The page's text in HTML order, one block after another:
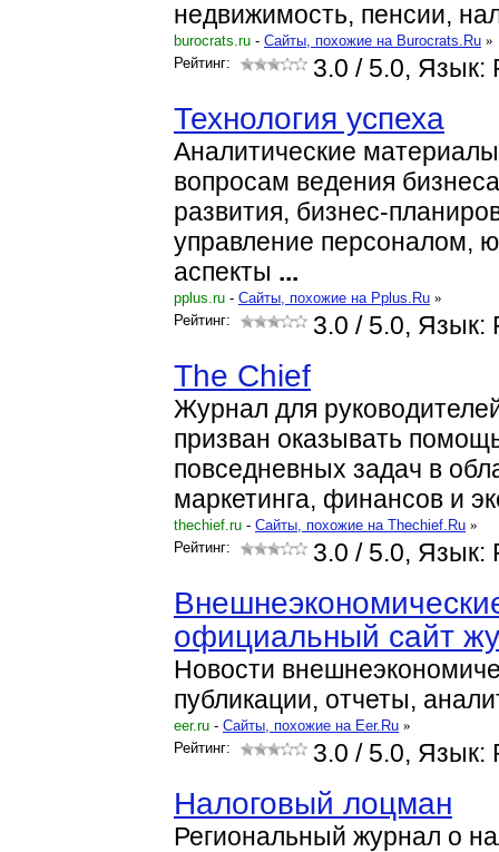
недвижимость, пенсии,
burocrats.ru - Cайты, похожие на Burocrats.Ru »
Рейтинг:
3.0 / 5.0, Язык:
Технология успеха
Аналитические
вопросам ведения
развития, бизнес-
управление персоналом,
аспекты ...
pplus.ru - Cайты, похожие на Pplus.Ru »
Рейтинг:
3.0 / 5.0, Язык:
The Chief
Журнал для
призван оказывать
повседневных задач в
маркетинга, финансов и
thechief.ru - Cайты, похожие на Thechief.Ru »
Рейтинг:
3.0 / 5.0, Язык:
официальный сайт
Новости
публикации, отчеты,
eer.ru - Cайты, похожие на Eer.Ru »
Рейтинг:
3.0 / 5.0, Язык:
Налоговый лоцман
Региональный журнал о